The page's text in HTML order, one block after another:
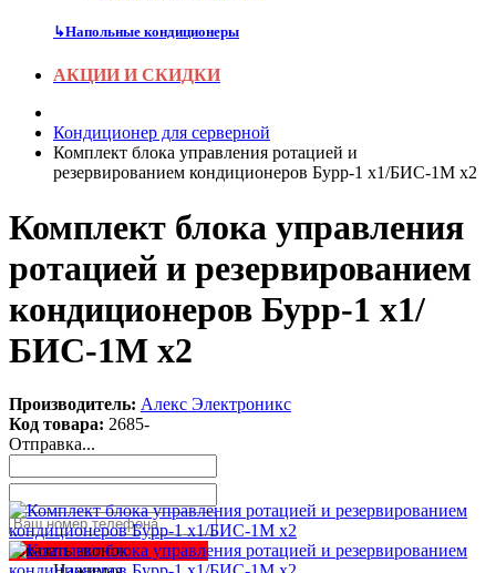
↳Напольные кондиционеры
АКЦИИ И СКИДКИ
Кондиционер для серверной
Комплект блока управления ротацией и
резервированием кондиционеров Бурр-1 х1/БИС-1М х2
Комплект блока управления
ротацией и резервированием
кондиционеров Бурр-1 х1/
БИС-1М х2
Производитель: Алекс Электроникс
Код товара: 2685-
Отправка...
Заказать звонок